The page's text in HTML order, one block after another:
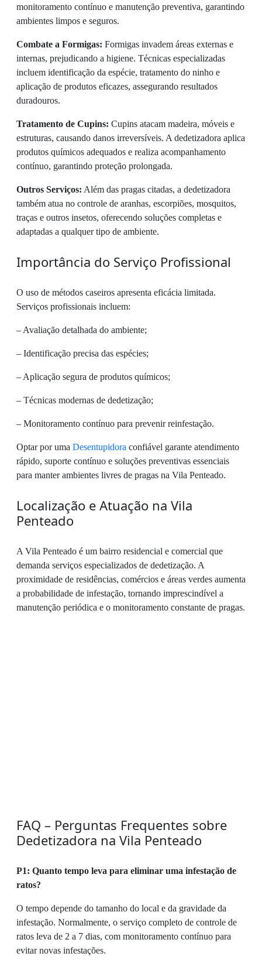
monitoramento contínuo e manutenção preventiva, garantindo
ambientes limpos e seguros.
Combate a Formigas: Formigas invadem áreas externas e
internas, prejudicando a higiene. Técnicas especializadas
incluem identificação da espécie, tratamento do ninho e
aplicação de produtos eficazes, assegurando resultados
duradouros.
Tratamento de Cupins: Cupins atacam madeira, móveis e
estruturas, causando danos irreversíveis. A dedetizadora aplica
produtos químicos adequados e realiza acompanhamento
contínuo, garantindo proteção prolongada.
Outros Serviços: Além das pragas citadas, a dedetizadora
também atua no controle de aranhas, escorpiões, mosquitos,
traças e outros insetos, oferecendo soluções completas e
adaptadas a qualquer tipo de ambiente.
Importância do Serviço Profissional
O uso de métodos caseiros apresenta eficácia limitada.
Serviços profissionais incluem:
– Avaliação detalhada do ambiente;
– Identificação precisa das espécies;
– Aplicação segura de produtos químicos;
– Técnicas modernas de dedetização;
– Monitoramento contínuo para prevenir reinfestação.
Optar por uma Desentupidora confiável garante atendimento
rápido, suporte contínuo e soluções preventivas essenciais
para manter ambientes livres de pragas na Vila Penteado.
Localização e Atuação na Vila
Penteado
A Vila Penteado é um bairro residencial e comercial que
demanda serviços especializados de dedetização. A
proximidade de residências, comércios e áreas verdes aumenta
a probabilidade de infestação, tornando imprescindível a
manutenção periódica e o monitoramento constante de pragas.
FAQ – Perguntas Frequentes sobre
Dedetizadora na Vila Penteado
P1: Quanto tempo leva para eliminar uma infestação de
ratos?
O tempo depende do tamanho do local e da gravidade da
infestação. Normalmente, o serviço completo de controle de
ratos leva de 2 a 7 dias, com monitoramento contínuo para
evitar novas infestações.